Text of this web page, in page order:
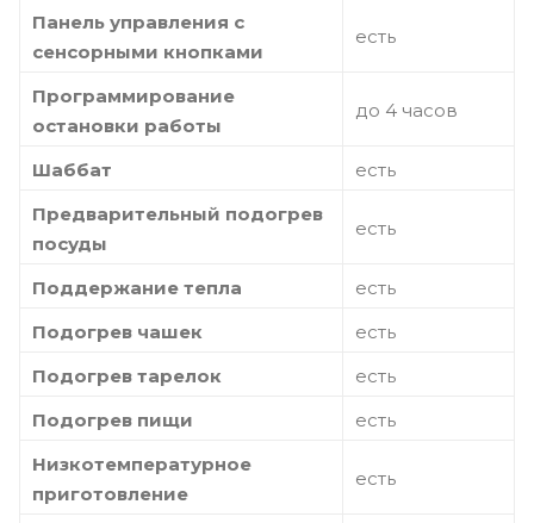
Панель управления с
сенсорными кнопками
есть
Программирование
остановки работы
до 4 часов
Шаббат
есть
Предварительный подогрев
посуды
есть
Поддержание тепла
есть
Подогрев чашек
есть
Подогрев тарелок
есть
Подогрев пищи
есть
Низкотемпературное
приготовление
есть